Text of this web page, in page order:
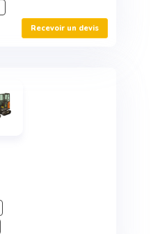
Recevoir un devis